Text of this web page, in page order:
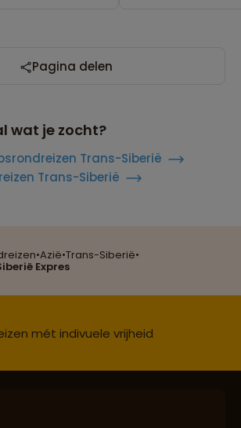
•Azië•Trans-Siberië•
Expres
Pagina delen
wat je zocht?
Trans-Siberië
Trans-Siberië
oog voor mens, cultuur en milieu
mét indivuele vrijheid
en deskundig reisadvies
reisroutes